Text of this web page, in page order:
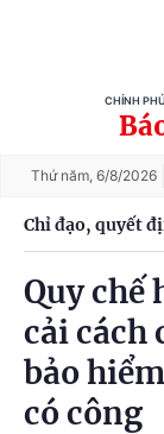
CHÍNH
Thứ năm, 6/8/2026
Chỉ đạo, quyết
Quy chế
cải cách
bảo
có công